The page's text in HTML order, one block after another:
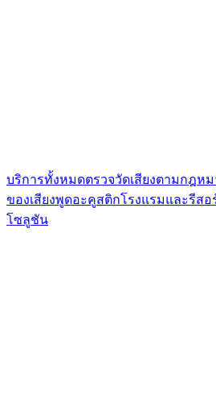
บริการทั้งหมดตรวจวัดเสียงตามกฎห
ของเสียงพูดอะคูสติกโรงแรมและรีสอ
โซลูชัน